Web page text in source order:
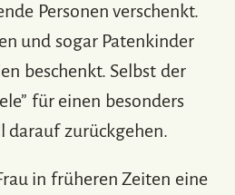
Personen verschenkt.
und sogar Patenkinder
beschenkt. Selbst der
für einen besonders
darauf zurückgehen.
in früheren Zeiten eine